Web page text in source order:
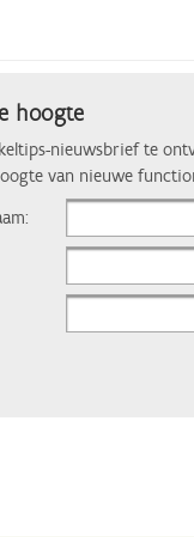
hoogte
nieuwsbrief te
van nieuwe